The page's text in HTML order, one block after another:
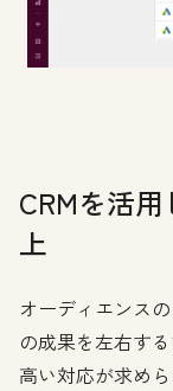
CRMを活
上
オーディエンス
の成果を左右す
高い対応が求めら